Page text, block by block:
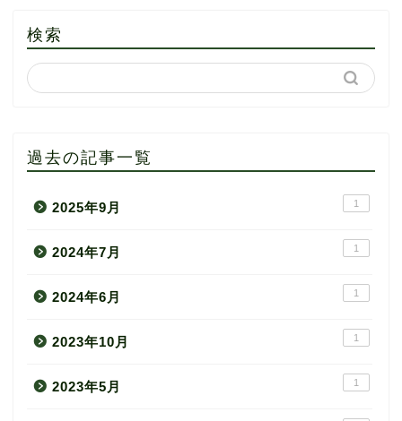
検索
過去の記事一覧
2025年9月 1
2024年7月 1
2024年6月 1
2023年10月 1
2023年5月 1